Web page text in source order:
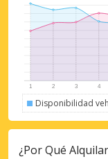
Disponibilidad
¿Por Qué